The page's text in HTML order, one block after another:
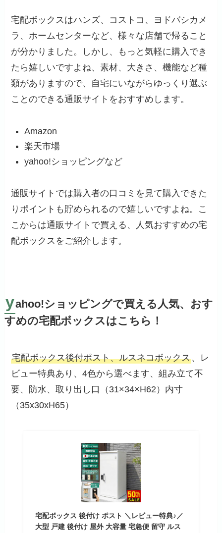
宅配ボックスはハンズ、コストコ、ヨドバシカメ
ラ、ホームセンターなど、様々な店舗で帰ること
が分かりました。しかし、もっと気軽に購入でき
たら嬉しいですよね、素材、大きさ、機能など種
類がありますので、自宅にいながらゆっくり選ぶ
ことのできる通販サイトをおすすめします。
Amazon
楽天市場
yahoo!ショッピングなど
通販サイトでは購入者の口コミを見て購入できた
りポイントも貯められるので嬉しいですよね。こ
こからは通販サイトで買える、人気おすすめの宅
配ボックスをご紹介します。
yahoo!ショッピングで買える人気、おす
すめの宅配ボックスはこちら！
宅配ボックス後付ポスト、ルスネコボックス、レ
ビュー特典あり、4色から選べます、組み立て不
要、防水、取り出し口（31×34×H62）内寸
（35x30xH65）
宅配ボックス 後付け ポスト ＼レビュー特典♪／
大型 戸建 後付け 屋外 大容量 宅急便 留守 ルス